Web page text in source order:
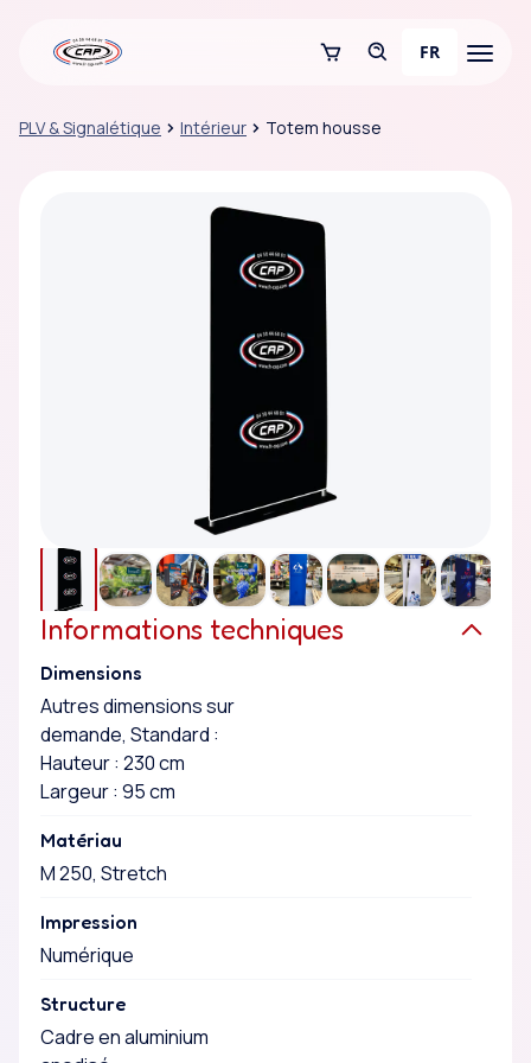
FR
PLV & Signalétique Intérieur Totem housse
Informations techniques
Dimensions
Autres dimensions sur
demande, Standard :
Hauteur : 230 cm
Largeur : 95 cm
Matériau
M 250, Stretch
Impression
Numérique
Structure
Cadre en aluminium